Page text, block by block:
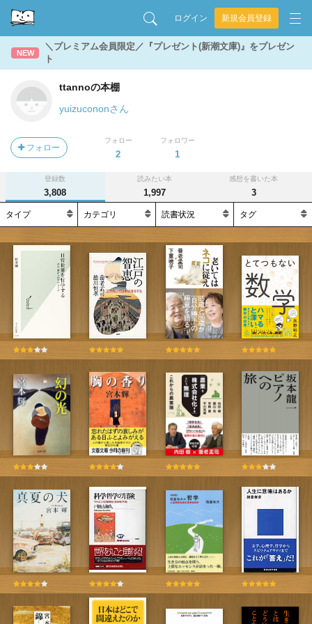
ログイン 新規会員登録
NEW
＼プレミアム会員限定／『プレゼント(新潮文庫)』をプレゼン
ト
ttannoの本棚
yuizucononさん
フォロー
フォロー
2
フォロワー
1
登録数
3,808
読みたい本
1,997
感想を書いた本
3